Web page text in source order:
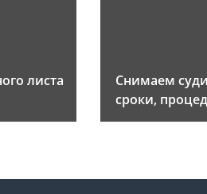
листа
Снимаем
сроки,